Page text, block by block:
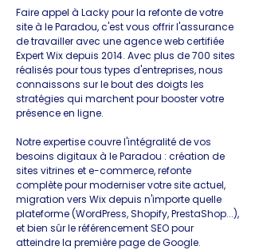
Faire appel à Lacky pour la refonte de votre
site à le Paradou, c'est vous offrir l'assurance
de travailler avec une agence web certifiée
Expert Wix depuis 2014. Avec plus de 700 sites
réalisés pour tous types d'entreprises, nous
connaissons sur le bout des doigts les
stratégies qui marchent pour booster votre
présence en ligne.
Notre expertise couvre l'intégralité de vos
besoins digitaux à le Paradou : création de
sites vitrines et e-commerce, refonte
complète pour moderniser votre site actuel,
migration vers Wix depuis n'importe quelle
plateforme (WordPress, Shopify, PrestaShop...),
et bien sûr le référencement SEO pour
atteindre la première page de Google.